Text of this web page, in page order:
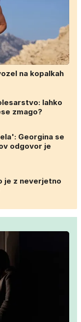
na kopalkah
lahko
zmago?
Georgina se
odgovor je
je z neverjetno